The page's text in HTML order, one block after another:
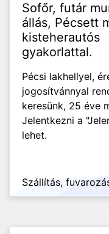
Sofőr, futár
állás, Pécsett
kisteherautós
gyakorlattal.
Pécsi lakhellyel,
jogosítvánnyal
keresünk, 25 éve
Jelentkezni a
lehet.
Szállítás,